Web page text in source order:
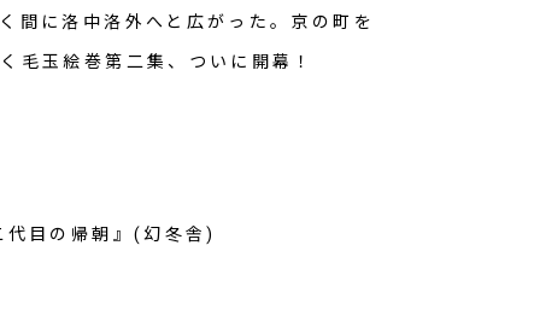
間に洛中洛外へと広がった。京の町を
毛玉絵巻第二集、ついに開幕！
代目の帰朝』(幻冬舎)